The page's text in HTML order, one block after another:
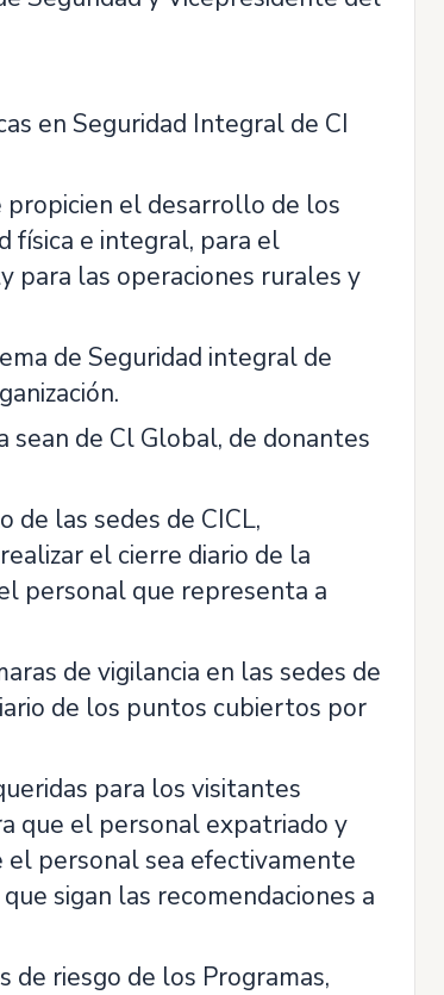
en Seguridad Integral de CI
el desarrollo de los
física e integral, para el
para las operaciones rurales y
de Seguridad integral de
sean de Cl Global, de donantes
de las sedes de CICL,
el cierre diario de la
personal que representa a
de vigilancia en las sedes de
de los puntos cubiertos por
para los visitantes
que el personal expatriado y
personal sea efectivamente
sigan las recomendaciones a
de riesgo de los Programas,